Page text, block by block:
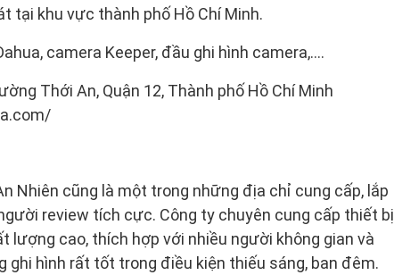
tại khu vực thành phố Hồ Chí Minh.
camera Keeper, đầu ghi hình camera,….
Thới An, Quận 12, Thành phố Hồ Chí Minh
Nhiên cũng là một trong những địa chỉ cung cấp, lắp
review tích cực. Công ty chuyên cung cấp thiết bị
lượng cao, thích hợp với nhiều người không gian và
ghi hình rất tốt trong điều kiện thiếu sáng, ban đêm.